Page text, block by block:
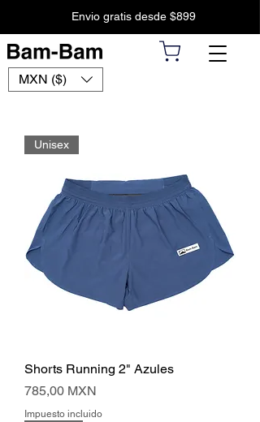
Envio gratis desde $899
MXN ($)
Unisex
Shorts Running 2" Azules
Precio
785,00 MXN
Impuesto incluido